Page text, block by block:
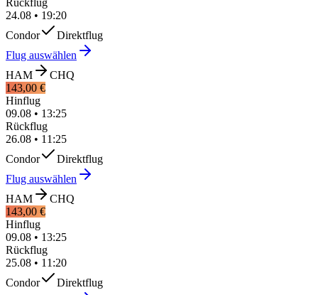
24.08 • 19:20
Condor
Direktflug
Flug auswählen
HAM
CHQ
143,00 €
Hinflug
09.08 • 13:25
Rückflug
26.08 • 11:25
Condor
Direktflug
Flug auswählen
HAM
CHQ
143,00 €
Hinflug
09.08 • 13:25
Rückflug
25.08 • 11:20
Condor
Direktflug